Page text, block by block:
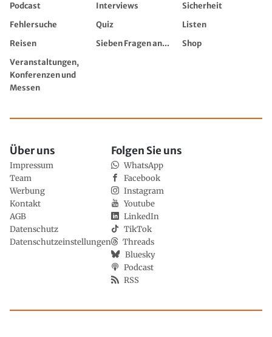
Podcast
Interviews
Sicherheit
Fehlersuche
Quiz
Listen
Reisen
Sieben Fragen an...
Shop
Veranstaltungen,
Konferenzen und
Messen
Über uns
Impressum
Team
Werbung
Kontakt
AGB
Datenschutz
Datenschutzeinstellungen
Folgen Sie uns
WhatsApp
Facebook
Instagram
Youtube
LinkedIn
TikTok
Threads
Bluesky
Podcast
RSS